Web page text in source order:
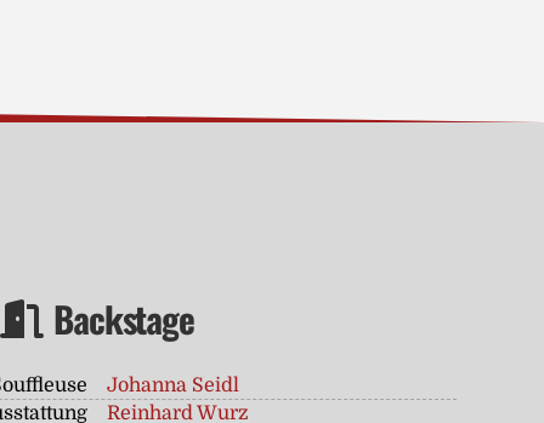
Backstage
Johanna Seidl
Reinhard Wurz